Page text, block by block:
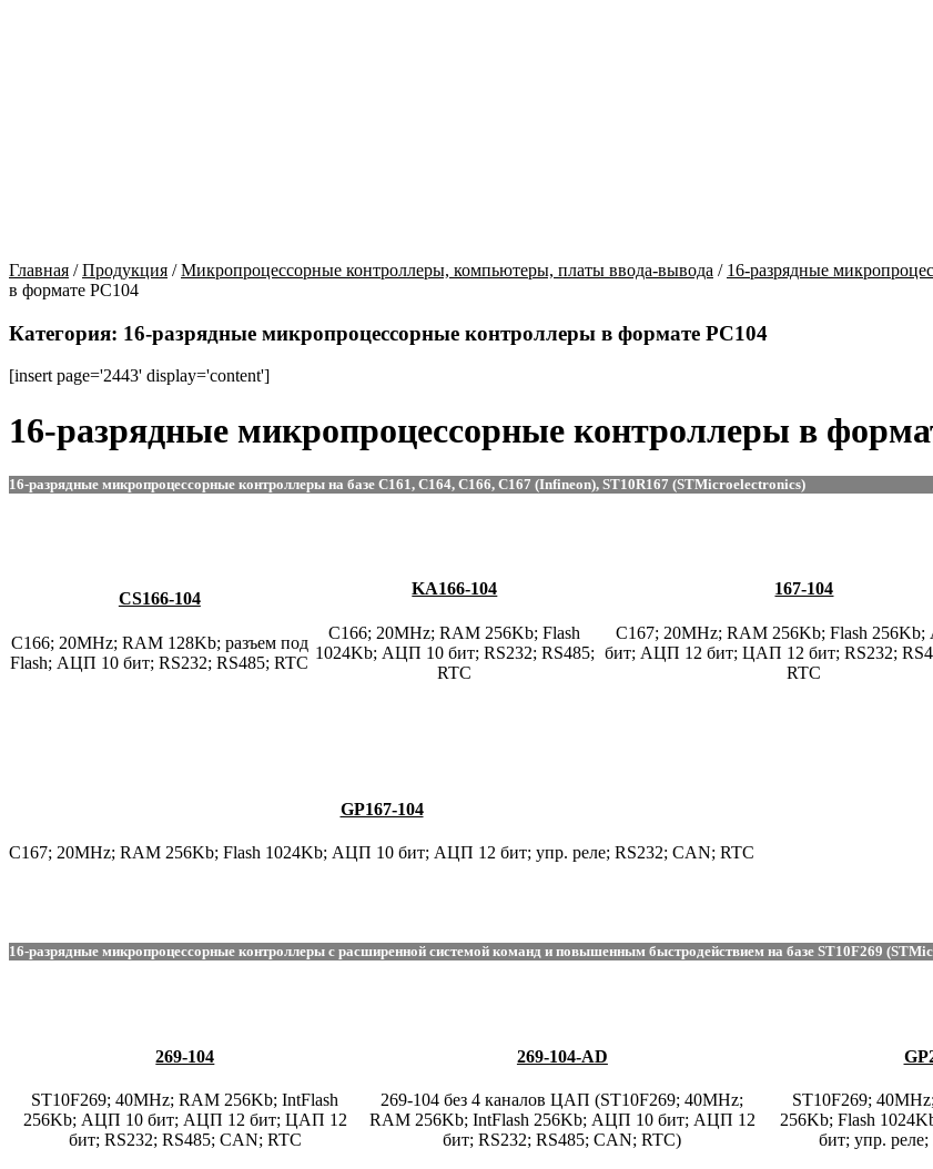
Главная /Продукция /Микропроцессорные контроллеры, компьютеры, платы ввода-вывода / 16-разрядные
в формате PC104
Категория: 16-разрядные микропроцессорные контроллеры в формате PC104
[insert page='2443' display='content']
16-разрядные микропроцессорные контроллеры в
16-разрядные микропроцессорные контроллеры на базе C161, C164, C166, C167 (Infineon), ST10R167 (STMicroelectronics)
CS166-104
C166; 20MHz; RAM 128Kb; разъем под
Flash; АЦП 10 бит; RS232; RS485; RTC
KA166-104
C166; 20MHz; RAM 256Kb; Flash
1024Kb; АЦП 10 бит; RS232; RS485;
RTC
167-104
C167; 20MHz; RAM 256Kb; Flash
бит; АЦП 12 бит; ЦАП 12 бит; RS232;
RTC
GP167-104
C167; 20MHz; RAM 256Kb; Flash 1024Kb; АЦП 10 бит; АЦП 12 бит; упр. реле; RS232; CAN; RTC
16-разрядные микропроцессорные контроллеры c расширенной системой команд и повышенным быстродействием на базе ST10F269
269-104
ST10F269; 40MHz; RAM 256Kb; IntFlash
256Kb; АЦП 10 бит; АЦП 12 бит; ЦАП 12
бит; RS232; RS485; CAN; RTC
269-104-AD
269-104 без 4 каналов ЦАП (ST10F269; 40MHz;
RAM 256Kb; IntFlash 256Kb; АЦП 10 бит; АЦП 12
бит; RS232; RS485; CAN; RTC)
ST10F269;
256Kb; Flash
бит; упр.